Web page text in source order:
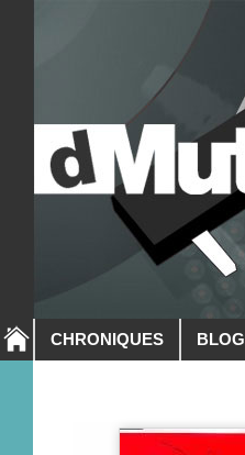
CHRONIQUES BLOG